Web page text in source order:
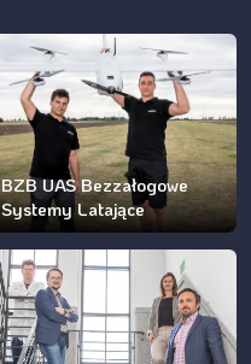
BZB UAS Bezzałogowe
Systemy Latające